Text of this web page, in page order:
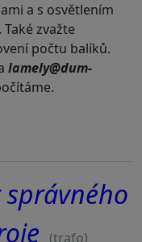
a s osvětlením
zvažte
počtu balíků.
lamely@dum-
(trafo)